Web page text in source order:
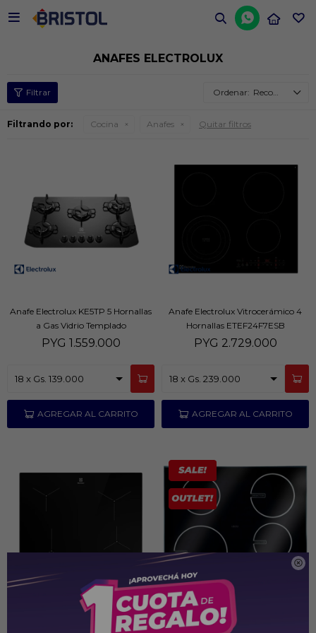



ANAFES ELECTROLUX
Recomendados
Filtrando por: Cocina Anafes Quitar filtros
Anafe Electrolux KE5TP 5 Hornallas
a Gas Vidrio Templado
PYG 1.559.000
Anafe Electrolux Vitrocerámico 4
Hornallas ETEF24F7ESB
PYG 2.729.000
Anafe Inducción Electrolux 4 Bocas
Anafe Electrolux a Induccion 4H